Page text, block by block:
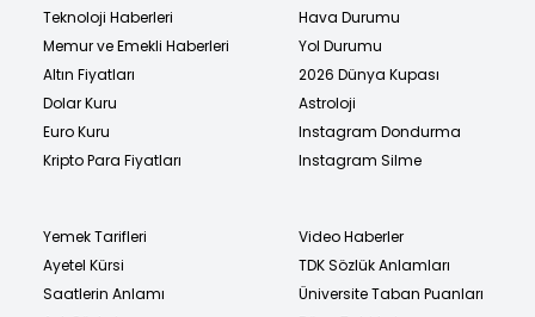
Teknoloji Haberleri
Memur ve Emekli Haberleri
Altın Fiyatları
Dolar Kuru
Euro Kuru
Kripto Para Fiyatları
Hava Durumu
Yol Durumu
2026 Dünya Kupası
Astroloji
Instagram Dondurma
Instagram Silme
Yemek Tarifleri
Ayetel Kürsi
Saatlerin Anlamı
Video Haberler
TDK Sözlük Anlamları
Üniversite Taban Puanları